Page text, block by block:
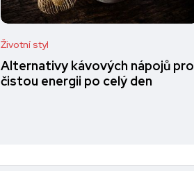
Životní styl
Alternativy kávových nápojů pro
čistou energii po celý den